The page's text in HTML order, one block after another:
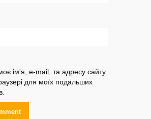
ім'я, e-mail, та адресу сайту
для моїх подальших